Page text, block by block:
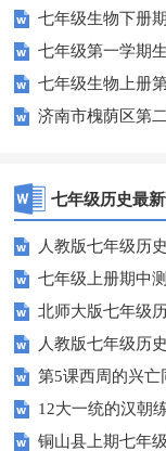
七年级生物下册
七年级第一学期
七年级生物上册
济南市槐荫区第
七年级历史最
人教版七年级历
七年级上册期中
北师大版七年级
人教版七年级历
第5课西周的兴亡
12大一统的汉朝
铜山县上期七年